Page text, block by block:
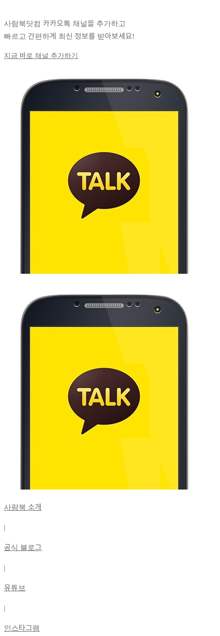
사람북닷컴 카카오톡 채널을 추가하고
빠르고 간편하게 최신 정보를 받아보세요!
지금 바로 채널 추가하기
사람북 소개
|
공식 블로그
|
유튜브
|
인스타그램